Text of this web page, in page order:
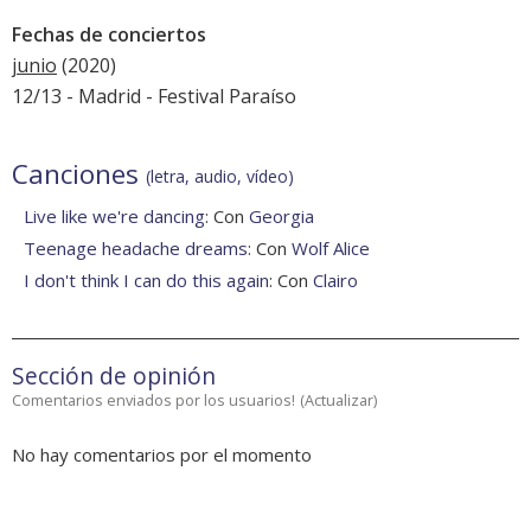
Fechas de conciertos
junio (2020)
12/13 - Madrid - Festival Paraíso
Canciones (letra, audio, vídeo)
Live like we're dancing: Con Georgia
Teenage headache dreams: Con Wolf Alice
I don't think I can do this again: Con Clairo
Sección de opinión
Comentarios enviados por los usuarios! (Actualizar)
No hay comentarios por el momento